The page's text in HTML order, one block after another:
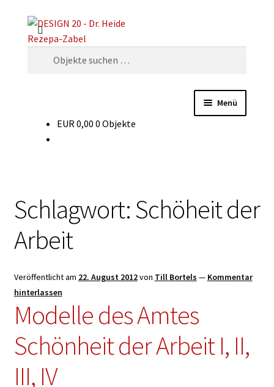
Zur
Navigation
Zum
Inhalt
Suchen
Menü
Glossar
Für Verkäufer
Kontakt
English
EUR 0,00 0 Objekte
Schlagwort:Schöheit der
Arbeit
Veröffentlicht am 22. August 2012von Till Bortels — Kommentar
hinterlassen
Modelle des Amtes
Schönheit der Arbeit I, II,
III, IV